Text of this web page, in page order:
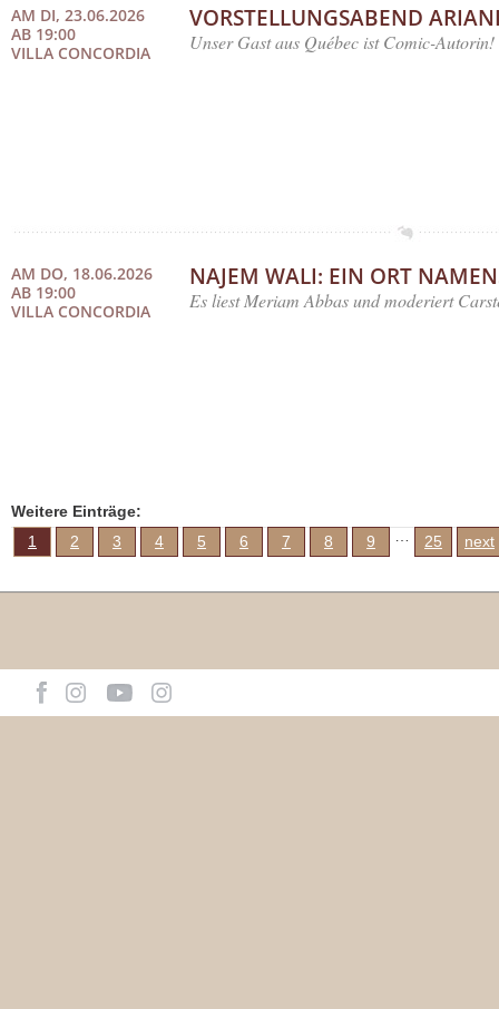
AM DI, 23.06.2026
AB 19:00
VILLA CONCORDIA
VORSTELLUNGSABEND
Unser Gast aus Québec ist Comic-Autorin!
AM DO, 18.06.2026
AB 19:00
VILLA CONCORDIA
NAJEM WALI: EIN ORT
Es liest Meriam Abbas und moderiert
Weitere Einträge:
1
2 3 4 5 6 7 8 9 25 next